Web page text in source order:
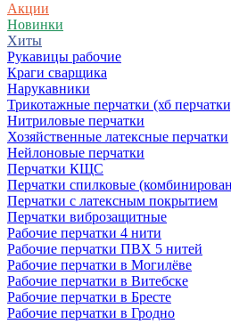
Акции
Новинки
Хиты
Рукавицы рабочие
Краги сварщика
Нарукавники
Трикотажные перчатки (хб
Нитриловые перчатки
Хозяйственные латексные перчатки
Нейлоновые перчатки
Перчатки КЩС
Перчатки спилковые
Перчатки с латексным покрытием
Перчатки виброзащитные
Рабочие перчатки 4 нити
Рабочие перчатки ПВХ 5 нитей
Рабочие перчатки в Могилёве
Рабочие перчатки в Витебске
Рабочие перчатки в Бресте
Рабочие перчатки в Гродно